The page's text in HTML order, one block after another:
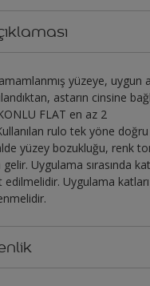
yüzeye, uygun
astarın cinsine
FLAT en az 2
rulo tek yöne
yüzey bozukluğu, renk
gelir. Uygulama sırasında
Uygulama katları